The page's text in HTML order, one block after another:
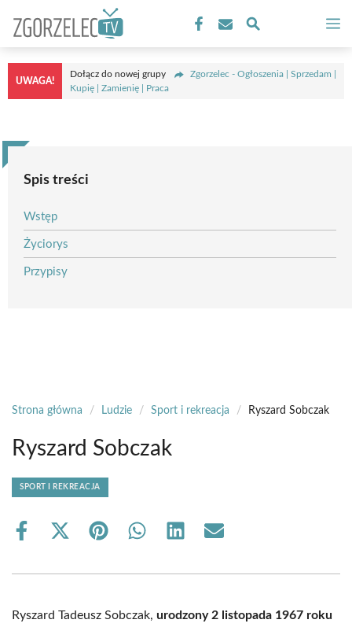
treści
UWAGA!
Dołącz do nowej grupy
Zgorzelec - Ogłoszenia | Sprzedam |
Kupię | Zamienię | Praca
Spis treści
Wstęp
Życiorys
Przypisy
Strona główna / Ludzie / Sport i rekreacja / Ryszard Sobczak
Ryszard Sobczak
SPORT I REKREACJA
Share
Share
(Twitter)
Share Share Share Share
Ryszard Tadeusz Sobczak, urodzony 2 listopada 1967 roku